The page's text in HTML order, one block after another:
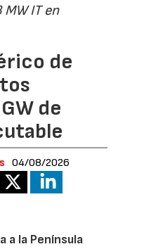
IT en
de
de
04/08/2026
a la Península